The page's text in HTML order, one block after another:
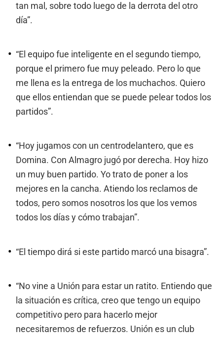
tan mal, sobre todo luego de la derrota del otro
día”.
“El equipo fue inteligente en el segundo tiempo,
porque el primero fue muy peleado. Pero lo que
me llena es la entrega de los muchachos. Quiero
que ellos entiendan que se puede pelear todos los
partidos”.
“Hoy jugamos con un centrodelantero, que es
Domina. Con Almagro jugó por derecha. Hoy hizo
un muy buen partido. Yo trato de poner a los
mejores en la cancha. Atiendo los reclamos de
todos, pero somos nosotros los que los vemos
todos los días y cómo trabajan”.
“El tiempo dirá si este partido marcó una bisagra”.
“No vine a Unión para estar un ratito. Entiendo que
la situación es crítica, creo que tengo un equipo
competitivo pero para hacerlo mejor
necesitaremos de refuerzos. Unión es un club